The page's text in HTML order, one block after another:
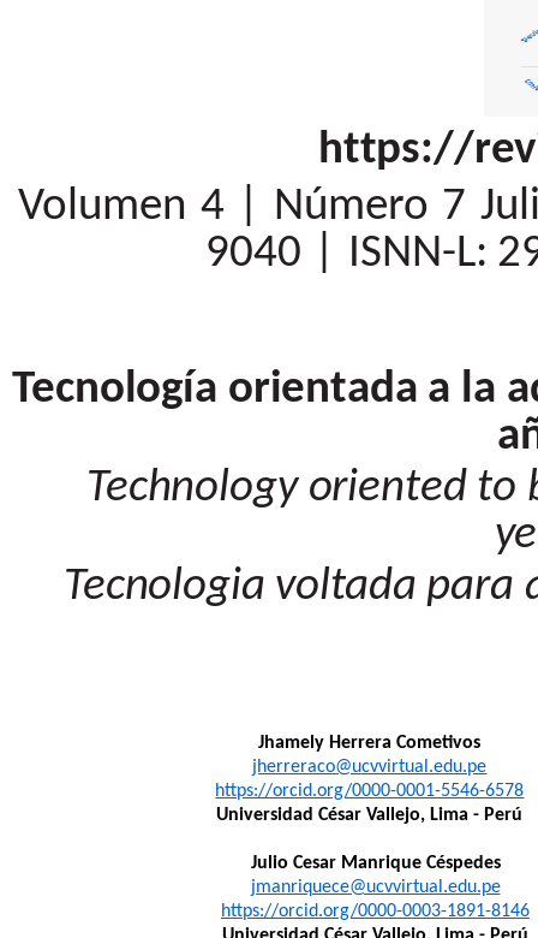
https://
Volumen 4 Número 7
9040
ISNN-L:
Tecnología orientada a la
Technology oriented
Tecnologia voltada para
Jhamely Herrera Cometivos
jherreraco@ucvvirtual.edu.pe
https://orcid.org/0000-0001-5546-6578
Universidad César Vallejo, Lima - Perú
Julio Cesar Manrique Céspedes
jmanriquece@ucvvirtual.edu.pe
https://orcid.org/0000-0003-1891-8146